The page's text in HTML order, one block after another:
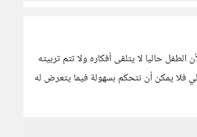
حاليا لا يتلقى أفكاره ولا تتم تربيته
فلا يمكن أن نتحكم بسهولة فيما يتعرض له